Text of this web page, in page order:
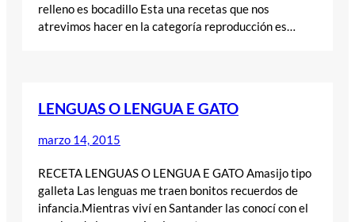
relleno es bocadillo Esta una recetas que nos
atrevimos hacer en la categoría reproducción es…
LENGUAS O LENGUA E GATO
marzo 14, 2015
RECETA LENGUAS O LENGUA E GATO Amasijo tipo
galleta Las lenguas me traen bonitos recuerdos de
infancia.Mientras viví en Santander las conocí con el